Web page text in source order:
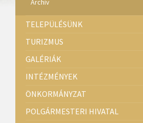
Archív
TELEPÜLÉSÜNK
TURIZMUS
GALÉRIÁK
INTÉZMÉNYEK
ÖNKORMÁNYZAT
POLGÁRMESTERI HIVATAL